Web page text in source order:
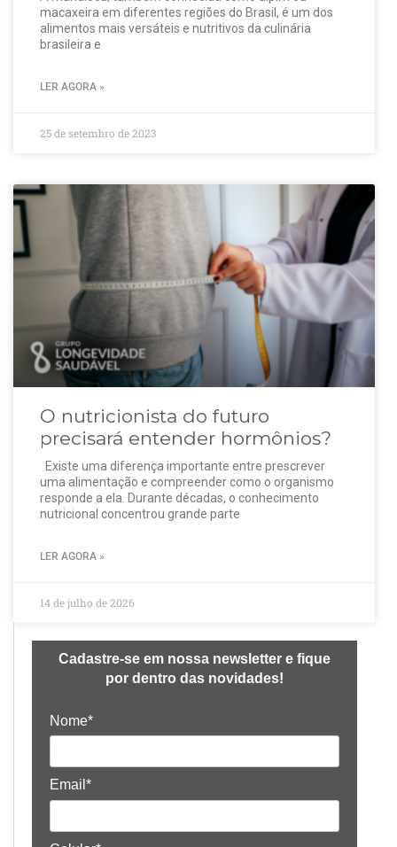
macaxeira em diferentes regiões do Brasil, é um dos
alimentos mais versáteis e nutritivos da culinária
brasileira e
LER AGORA »
25 de setembro de 2023
O nutricionista do futuro
precisará entender hormônios?
Existe uma diferença importante entre prescrever
uma alimentação e compreender como o organismo
responde a ela. Durante décadas, o conhecimento
nutricional concentrou grande parte
LER AGORA »
14 de julho de 2026
Cadastre-se em nossa newsletter e fique
por dentro das novidades!
Nome*
Email*